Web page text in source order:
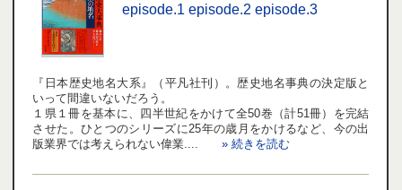
episode.1 episode.2 episode.3
『日本歴史地名大系』（平凡社刊）。歴史地名事典の決定版と
いって間違いないだろう。
１県１冊を基本に、四半世紀をかけて全50巻（計51冊）を完結
させた。ひとつのシリーズに25年の歳月をかけるなど、今の出
版業界では考えられない偉業....» 続きを読む